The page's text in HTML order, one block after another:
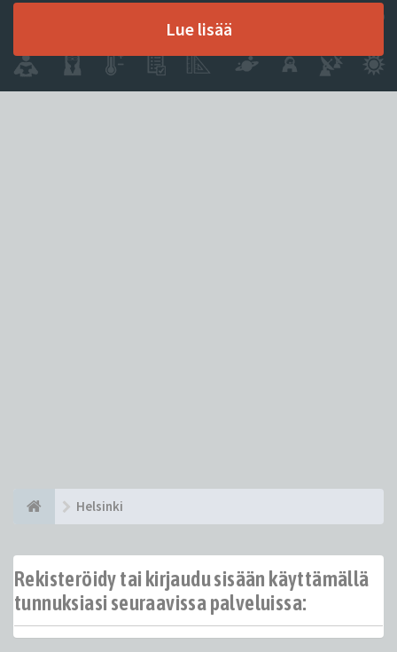
Lue lisää
Helsinki
Rekisteröidy tai kirjaudu sisään käyttämällä
tunnuksiasi seuraavissa palveluissa: